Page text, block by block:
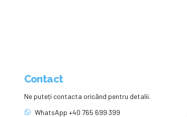
Contact
Ne puteți contacta oricând pentru detalii.
WhatsApp +40 765 699 399